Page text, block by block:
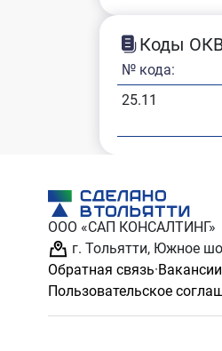
Коды
№ кода:
25.11
ООО «САП КОНСАЛТИНГ»
г. Тольятти, Южное
Обратная связь·Вакансии
Пользовательское